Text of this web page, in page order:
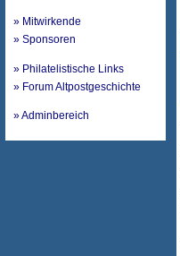
» Mitwirkende
» Sponsoren
» Philatelistische Links
» Forum Altpostgeschichte
» Adminbereich